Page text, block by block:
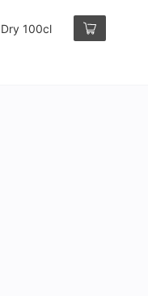
100cl